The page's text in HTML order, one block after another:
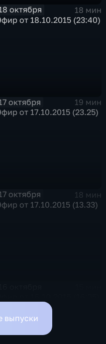
октября
18 мин
от 18.10.2015 (23:40)
октября
19 мин
от 17.10.2015 (23.25)
октября
18 мин
от 17.10.2015 (13.33)
выпуски